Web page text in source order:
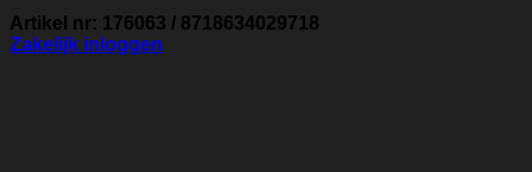
Artikel nr: 176063 / 8718634029718
Zakelijk inloggen